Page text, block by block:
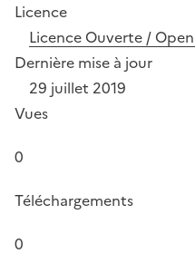
Licence
Licence Ouverte /
Dernière mise à jour
29 juillet 2019
Vues
0
Téléchargements
0